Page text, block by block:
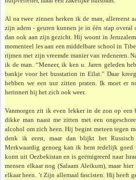
Al na twee zinnen herken ik de man, allereerst
zijn adem - geuren kunnen je in één stap overal
dan ook aan zijn gezicht. Hij woont in
momenteel les aan een middelbare school in
rijmen met zijn vreemde manier van redeneren.
ik de man. “Meneer, ik ken u. Jaren geleden
bankje voor het busstation in Eilat.” Daar
hebben we een uur zitten praten. Ik moet er
herinnert hij het zich ook weer.
Vanmorgen zit ik even lekker in de zon op een
dikke man naast me zitten met een
alcohol om zich heen. Hij begint meteen tegen
denk ik eerst, maar dan blijkt het
Merkwaardig genoeg kan ik hem redelijk goed
komt uit Oezbekistan en is geëmigreerd naar
mensen elkaar nog (Salaam Aleikum), maar
elkaar heen. ’t Zijn allemaal fascisten. Hij heeft